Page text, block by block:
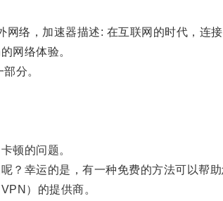
，加速器描述: 在互联网的时代，连接
网络体验。
分。
顿的问题。
幸运的是，有一种免费的方法可以帮助
）的提供商。